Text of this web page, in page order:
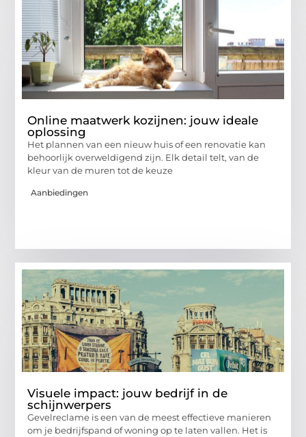
Online maatwerk kozijnen: jouw ideale
oplossing
Het plannen van een nieuw huis of een renovatie kan
behoorlijk overweldigend zijn. Elk detail telt, van de
kleur van de muren tot de keuze
Aanbiedingen
Visuele impact: jouw bedrijf in de
schijnwerpers
Gevelreclame is een van de meest effectieve manieren
om je bedrijfspand of woning op te laten vallen. Het is